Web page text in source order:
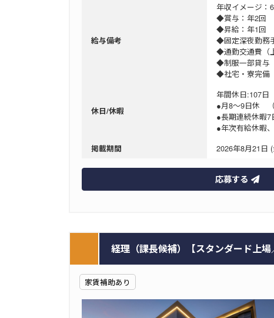
給与備考
年収イメージ：
◆賞与：年2回
◆昇給：年1回
◆固定深夜勤務
◆通勤交通費（
◆制服一部貸与
◆社宅・寮完備
休日/休暇
年間休日:107日
●月8〜9日休 （
●長期連続休暇7
●年次有給休暇
掲載期間 2026年8月21日
応募する
経理（課長候補）【スタンダード上
家賃補助あり